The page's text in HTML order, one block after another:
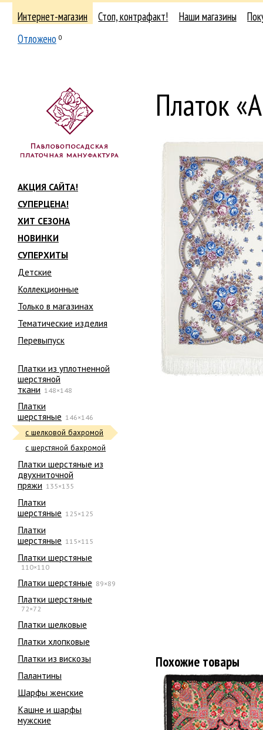
Интернет-магазин Стоп, контрафакт! Наши магазины
Отложено 0
АКЦИЯ САЙТА!
СУПЕРЦЕНА!
ХИТ СЕЗОНА
НОВИНКИ
СУПЕРХИТЫ
Детские
Коллекционные
Только в магазинах
Тематические изделия
Перевыпуск
Платки из уплотненной
шерстяной
ткани 148×148
Платки
шерстяные 146×146
с шелковой бахромой
с шерстяной бахромой
Платки шерстяные из
двухниточной
пряжи 135×135
Платки
шерстяные 125×125
Платки
шерстяные 115×115
Платки шерстяные
110×110
Платки шерстяные 89×89
Платки шерстяные
72×72
Платки шелковые
Платки хлопковые
Платки из вискозы
Палантины
Шарфы женские
Кашне и шарфы
мужские
Платок
Похожие товары